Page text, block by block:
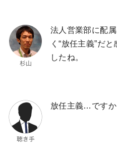
法人営業部に配
く“放任主義”だ
したね。
放任主義…ですか